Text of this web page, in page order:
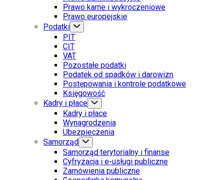
Prawo karne i wykroczeniowe
Prawo europejskie
Podatki
PIT
CIT
VAT
Pozostałe podatki
Podatek od spadków i darowizn
Postępowania i kontrole podatkowe
Księgowość
Kadry i płace
Kadry i płace
Wynagrodzenia
Ubezpieczenia
Samorząd
Samorząd terytorialny i finanse
Cyfryzacja i e-usługi publiczne
Zamówienia publiczne